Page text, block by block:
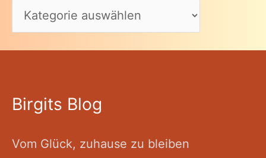
Birgits Blog
Vom Glück, zuhause zu bleiben